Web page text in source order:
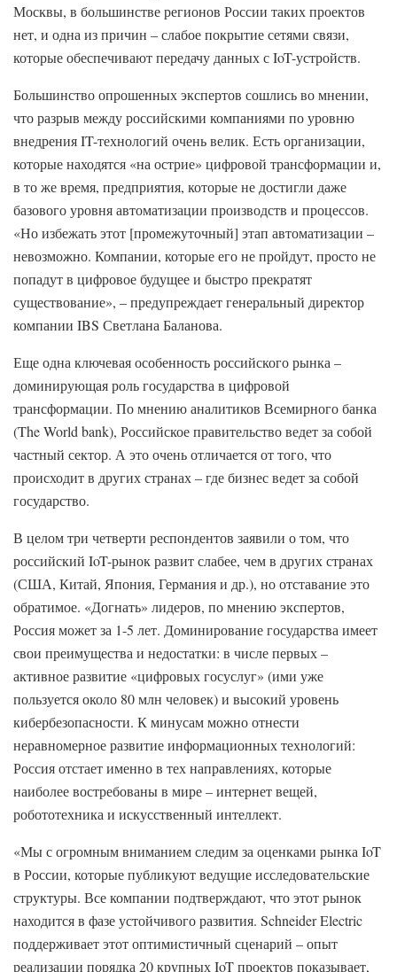
Москвы, в большинстве регионов России таких проектов
нет, и одна из причин – слабое покрытие сетями связи,
которые обеспечивают передачу данных с IoT-устройств.
Большинство опрошенных экспертов сошлись во мнении,
что разрыв между российскими компаниями по уровню
внедрения IT-технологий очень велик. Есть организации,
которые находятся «на острие» цифровой трансформации и,
в то же время, предприятия, которые не достигли даже
базового уровня автоматизации производств и процессов.
«Но избежать этот [промежуточный] этап автоматизации –
невозможно. Компании, которые его не пройдут, просто не
попадут в цифровое будущее и быстро прекратят
существование», – предупреждает генеральный директор
компании IBS Светлана Баланова.
Еще одна ключевая особенность российского рынка –
доминирующая роль государства в цифровой
трансформации. По мнению аналитиков Всемирного банка
(The World bank), Российское правительство ведет за собой
частный сектор. А это очень отличается от того, что
происходит в других странах – где бизнес ведет за собой
государство.
В целом три четверти респондентов заявили о том, что
российский IoT-рынок развит слабее, чем в других странах
(США, Китай, Япония, Германия и др.), но отставание это
обратимое. «Догнать» лидеров, по мнению экспертов,
Россия может за 1-5 лет. Доминирование государства имеет
свои преимущества и недостатки: в числе первых –
активное развитие «цифровых госуслуг» (ими уже
пользуется около 80 млн человек) и высокий уровень
кибербезопасности. К минусам можно отнести
неравномерное развитие информационных технологий:
Россия отстает именно в тех направлениях, которые
наиболее востребованы в мире – интернет вещей,
робототехника и искусственный интеллект.
«Мы с огромным вниманием следим за оценками рынка IoT
в России, которые публикуют ведущие исследовательские
структуры. Все компании подтверждают, что этот рынок
находится в фазе устойчивого развития. Schneider Electric
поддерживает этот оптимистичный сценарий – опыт
реализации порядка 20 крупных IoT проектов показывает,